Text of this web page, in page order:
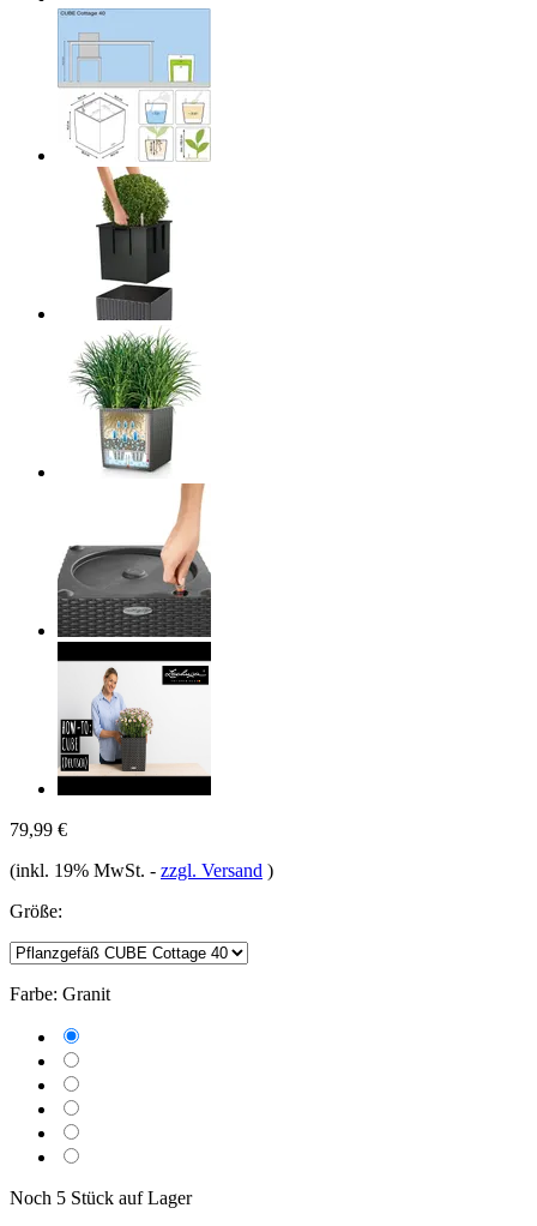
79,99 €
(inkl. 19% MwSt. - zzgl. Versand )
Größe:
Farbe: Granit
Noch 5 Stück auf Lager